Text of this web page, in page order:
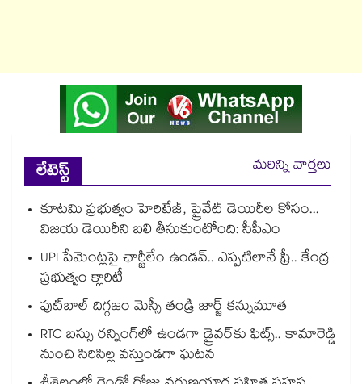
లేటెస్ట్
మరిన్ని వార్తలు
కూటమి ప్రభుత్వం హెరిటేజ్, ప్రైవేట్ డెయిరీల కోసం...
విజయ డెయిరీని బలి తీసుకుంటోంది: సీపీఎం
UPI పేమెంట్లపై ఛార్జీలేం ఉండవ్.. ఎప్పటిలానే ఫ్రీ.. కేంద్ర
ప్రభుత్వం క్లారిటీ
ఫుట్‎బాల్ దిగ్గజం మెస్సీ తండ్రి జార్జ్ కన్నుమూత
RTC బస్సు రన్నింగ్⁫లో ఉండగా డ్రైవర్‌కు ఫిట్స్.. కామారెడ్డి
నుంచి సిరిసిల్ల వస్తుండగా ఘటన